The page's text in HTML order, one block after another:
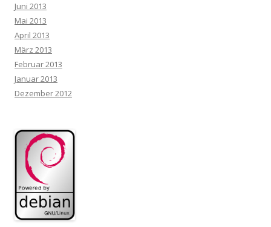
Juni 2013
Mai 2013
April 2013
März 2013
Februar 2013
Januar 2013
Dezember 2012